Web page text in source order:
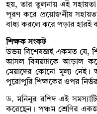
হয়, তার তুলনায় এই
পূরণ করে প্রয়োজনীয়
বাধ্য করলে ঝরে পড়ার হারই
শিক্ষক সংকট
উভয় বিশেষজ্ঞই একমত যে,
আসল বিষয়টাকে আড়াল
মেয়াদের কোনো মূল্য নেই।
পুরোপুরি শিক্ষকের ওপর
ড. মনিনুর রশিদ এই
করেছেন। পঞ্চম শ্রেণির একজন